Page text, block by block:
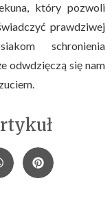
który pozwoli
prawdziwej
schronienia
odwdzięczą się nam